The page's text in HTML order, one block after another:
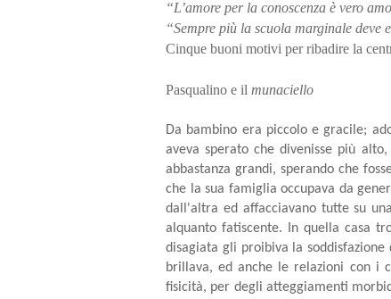
“L’amore per la conoscenza è vero
“Sempre più la scuola marginale deve
Cinque buoni motivi per ribadire la
Pasqualino e il munaciello
Da bambino era piccolo e gracile;
aveva sperato che divenisse più
abbastanza grandi, sperando che
che la sua famiglia occupava da
dall'altra ed affacciavano tutte su
alquanto fatiscente. In quella casa
disagiata gli proibiva la
brillava, ed anche le relazioni con i
fisicità, per degli atteggiamenti